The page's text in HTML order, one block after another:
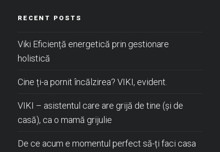
RECENT POSTS
Viki Eficiență energetică prin gestionare
holistică
Cine ți-a pornit încălzirea? VIKI, evident.
VIKI – asistentul care are grijă de tine (și de
casă), ca o mamă grijulie
De ce acum e momentul perfect să-ți faci casa